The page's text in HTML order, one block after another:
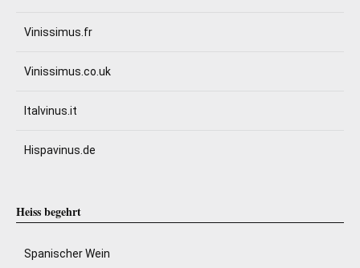
Vinissimus.fr
Vinissimus.co.uk
Italvinus.it
Hispavinus.de
Heiss begehrt
Spanischer Wein